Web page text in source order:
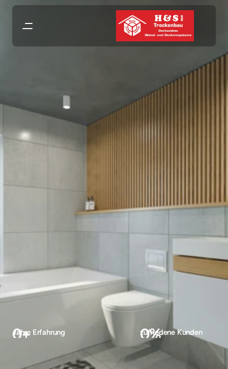
100% Zufriedene Kunden
Unsere Leistungen Kontakt
0+
Jahre Erfahrung 0%
zufriedene Kunden